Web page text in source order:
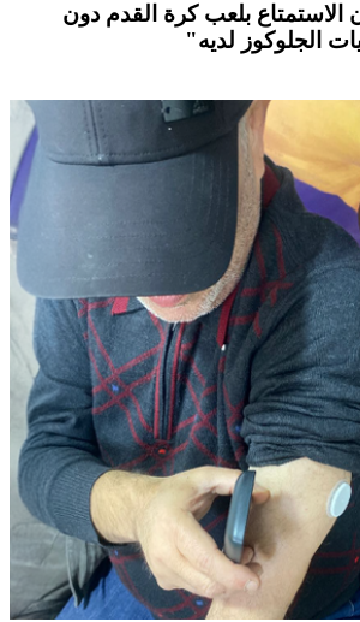
الاستمتاع بلعب كرة القدم دون
الجلوكوز لديه"